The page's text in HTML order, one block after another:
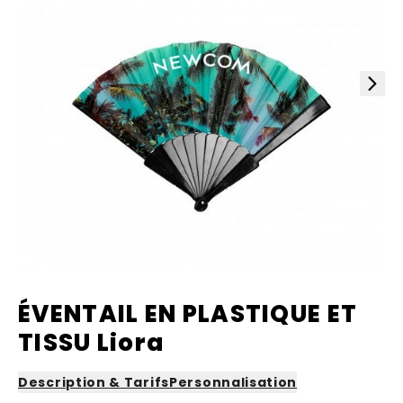
ÉVENTAIL EN PLASTIQUE ET
TISSU Liora
Description & TarifsPersonnalisation